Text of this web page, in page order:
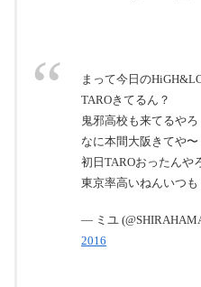
まって今日の
TAROきてるん？
鬼邪高校も来てるやろ
なに本間大阪きてや〜
初日TAROおったんや
東京率高いねんいつも
— ミユ
2016